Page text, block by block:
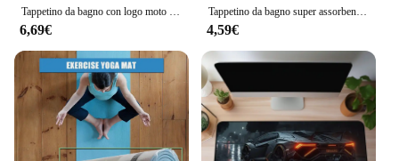
Tappetino da bagno con logo moto 3D HRC HONDA Camera dei bambini Decorazione camera da letto Balcone Zerbino antiscivolo Soggiorno Tappeto di benvenuto
6,69€
Tappetino da bagno super assorbente per acqua Tappetino da bagno antiscivolo Tappetino da bagno Tappetino per capelli lunghi Tappetino per porta della camera da letto Decorazione della casa
4,59€